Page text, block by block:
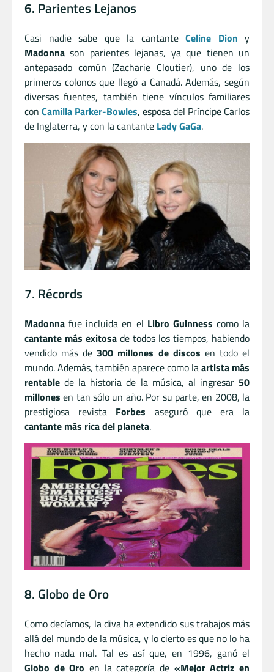
6. Parientes Lejanos
Casi nadie sabe que la cantante Celine Dion y
Madonna son parientes lejanas, ya que tienen un
antepasado común (Zacharie Cloutier), uno de los
primeros colonos que llegó a Canadá. Además, según
diversas fuentes, también tiene vínculos familiares
con Camilla Parker-Bowles, esposa del Príncipe Carlos
de Inglaterra, y con la cantante Lady GaGa.
7. Récords
Madonna fue incluida en el Libro Guinness como la
cantante más exitosa de todos los tiempos, habiendo
vendido más de 300 millones de discos en todo el
mundo. Además, también aparece como laartista más
rentable de la historia de la música, al ingresar 50
millones en tan sólo un año. Por su parte, en 2008, la
prestigiosa revista Forbes aseguró que era la
cantante más rica del planeta.
8. Globo de Oro
Como decíamos, la diva ha extendido sus trabajos más
allá del mundo de la música, y lo cierto es que no lo ha
hecho nada mal. Tal es así que, en 1996, ganó el
Globo de Oro en la categoría de «Mejor Actriz en